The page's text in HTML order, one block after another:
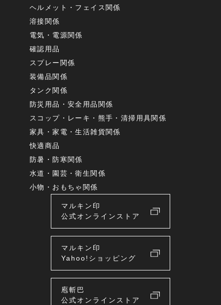
ヘルメット・フェイス関係
溶接関係
電気・電源関係
確認用品
スプレー関係
装備品関係
タンク関係
防災用品・安全用品関係
スコップ・レーキ・熊手・清掃用具関係
家具・家電・生活雑貨関係
快適商品
防暑・防寒関係
水道・園芸・衛生関係
小物・おもちゃ関係
マルキン印
公式オンラインストア
マルキン印
Yahoo!ショッピング
庖斬巴
公式オンラインストア